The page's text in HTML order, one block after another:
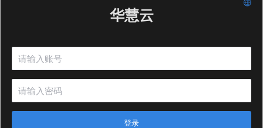
华慧云
登录